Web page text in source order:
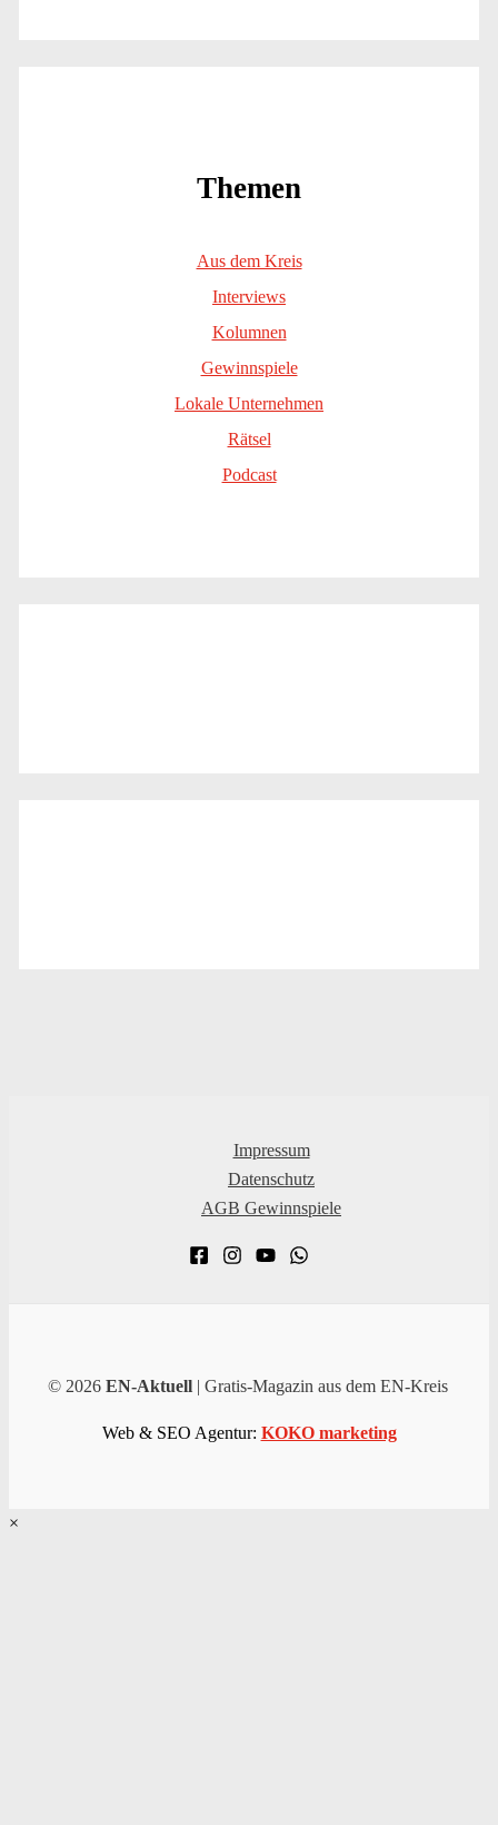
Themen
Aus dem Kreis
Interviews
Kolumnen
Gewinnspiele
Lokale Unternehmen
Rätsel
Podcast
Impressum
Datenschutz
AGB Gewinnspiele
© 2026 EN-Aktuell | Gratis-Magazin aus dem EN-Kreis
Web & SEO Agentur: KOKO marketing
×